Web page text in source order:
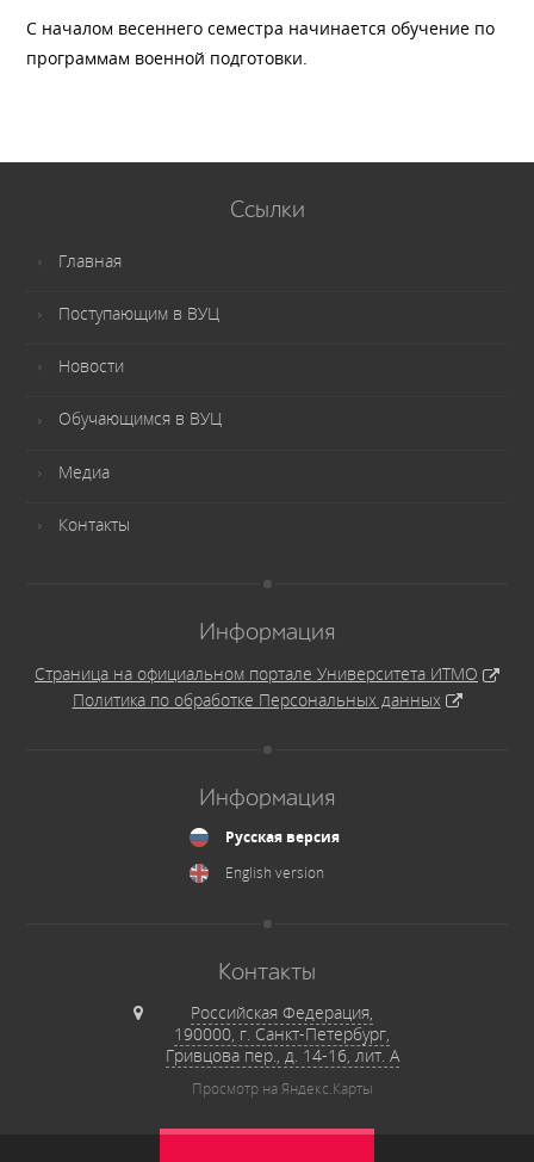
С началом весеннего семестра начинается обучение по
программам военной подготовки.
Ссылки
Главная
Поступающим в ВУЦ
Новости
Обучающимся в ВУЦ
Медиа
Контакты
Информация
Страница на официальном портале Университета ИТМО
Политика по обработке Персональных данных
Информация
Русская версия
English version
Контакты
Российская Федерация,
190000, г. Санкт-Петербург,
Гривцова пер., д. 14-16, лит. А
Просмотр на Яндекс.Карты